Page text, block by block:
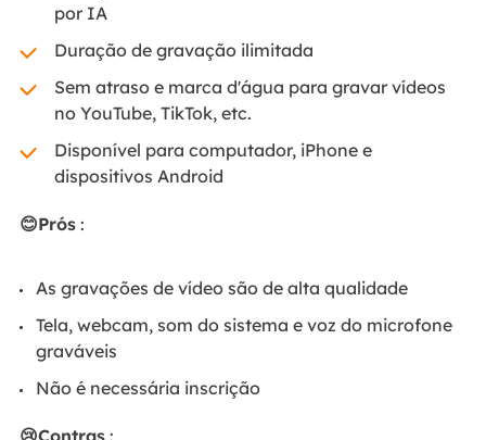
por IA
Duração de gravação ilimitada
Sem atraso e marca d'água para gravar vídeos
no YouTube, TikTok, etc.
Disponível para computador, iPhone e
dispositivos Android
😊Prós:
As gravações de vídeo são de alta qualidade
Tela, webcam, som do sistema e voz do microfone
graváveis
Não é necessária inscrição
😢Contras: